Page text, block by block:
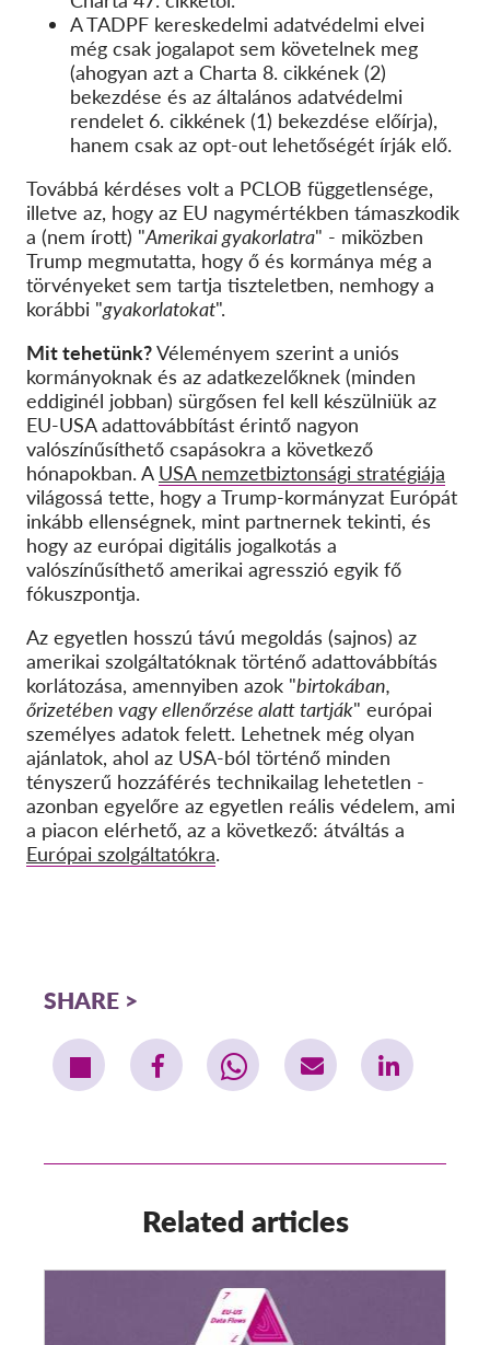
A TADPF kereskedelmi adatvédelmi elvei
még csak jogalapot sem követelnek meg
(ahogyan azt a Charta 8. cikkének (2)
bekezdése és az általános adatvédelmi
rendelet 6. cikkének (1) bekezdése előírja),
hanem csak az opt-out lehetőségét írják elő.
Továbbá kérdéses volt a PCLOB függetlensége,
illetve az, hogy az EU nagymértékben támaszkodik
a (nem írott) "Amerikai gyakorlatra" - miközben
Trump megmutatta, hogy ő és kormánya még a
törvényeket sem tartja tiszteletben, nemhogy a
korábbi "gyakorlatokat".
Mit tehetünk?Véleményem szerint a uniós
kormányoknak és az adatkezelőknek (minden
eddiginél jobban) sürgősen fel kell készülniük az
EU-USA adattovábbítást érintő nagyon
valószínűsíthető csapásokra a következő
hónapokban. A USA nemzetbiztonsági stratégiája
világossá tette, hogy a Trump-kormányzat Európát
inkább ellenségnek, mint partnernek tekinti, és
hogy az európai digitális jogalkotás a
valószínűsíthető amerikai agresszió egyik fő
fókuszpontja.
Az egyetlen hosszú távú megoldás (sajnos) az
amerikai szolgáltatóknak történő adattovábbítás
korlátozása, amennyiben azok "birtokában,
őrizetében vagy ellenőrzése alatt tartják" európai
személyes adatok felett. Lehetnek még olyan
ajánlatok, ahol az USA-ból történő minden
tényszerű hozzáférés technikailag lehetetlen -
azonban egyelőre az egyetlen reális védelem, ami
a piacon elérhető, az a következő: átváltás a
Európai szolgáltatókra.
SHARE
Related articles